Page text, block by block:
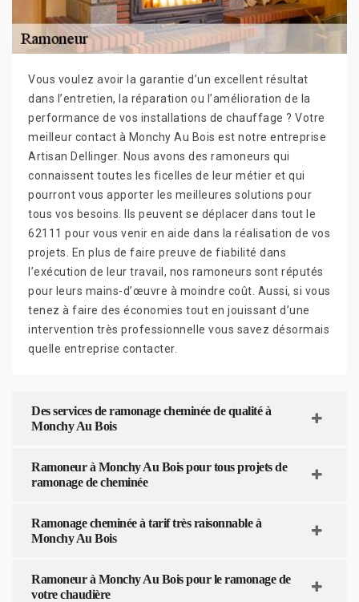
Vous voulez avoir la garantie d’un excellent résultat
dans l’entretien, la réparation ou l’amélioration de la
performance de vos installations de chauffage ? Votre
meilleur contact à Monchy Au Bois est notre entreprise
Artisan Dellinger. Nous avons des ramoneurs qui
connaissent toutes les ficelles de leur métier et qui
pourront vous apporter les meilleures solutions pour
tous vos besoins. Ils peuvent se déplacer dans tout le
62111 pour vous venir en aide dans la réalisation de vos
projets. En plus de faire preuve de fiabilité dans
l’exécution de leur travail, nos ramoneurs sont réputés
pour leurs mains-d’œuvre à moindre coût. Aussi, si vous
tenez à faire des économies tout en jouissant d’une
intervention très professionnelle vous savez désormais
quelle entreprise contacter.
Des services de ramonage cheminée de qualité à
Monchy Au Bois
Ramoneur à Monchy Au Bois pour tous projets de
ramonage de cheminée
Ramonage cheminée à tarif très raisonnable à
Monchy Au Bois
Ramoneur à Monchy Au Bois pour le ramonage de
votre chaudière